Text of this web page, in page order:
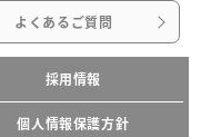
よくあるご質問
採用情報
個人情報保護方針